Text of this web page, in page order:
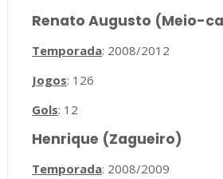
Renato Augusto (Meio-
Temporada: 2008/2012
Jogos: 126
Gols: 12
Henrique (Zagueiro)
Temporada: 2008/2009